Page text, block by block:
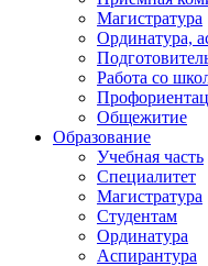
Магистратура
Ординатура,
Работа со
Общежитие
Образование
Учебная часть
Специалитет
Магистратура
Студентам
Ординатура
Аспирантура